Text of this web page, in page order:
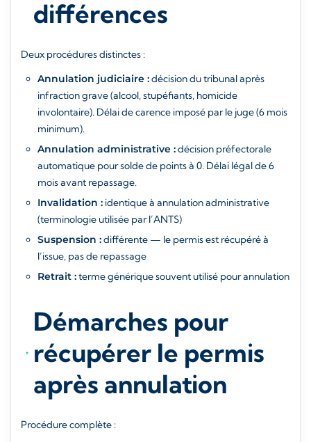
différences
Deux procédures distinctes :
Annulation judiciaire :décision du tribunal après
infraction grave (alcool, stupéfiants, homicide
involontaire). Délai de carence imposé par le juge (6 mois
minimum).
Annulation administrative :décision préfectorale
automatique pour solde de points à 0. Délai légal de 6
mois avant repassage.
Invalidation : identique à annulation administrative
(terminologie utilisée par l’ANTS)
Suspension :différente — le permis est récupéré à
l’issue, pas de repassage
Retrait :terme générique souvent utilisé pour annulation
Démarches pour
récupérer le permis
après annulation
Procédure complète :